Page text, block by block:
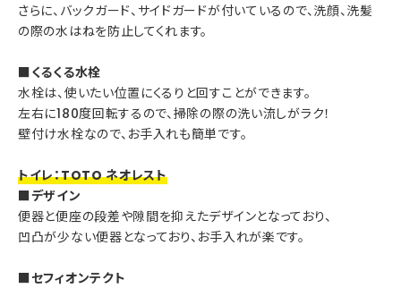
さらに、バックガード、サイドガードが付いているので、洗顔、洗髪
の際の水はねを防止してくれます。
■くるくる水栓
水栓は、使いたい位置にくるりと回すことができます。
左右に180度回転するので、掃除の際の洗い流しがラク！
壁付け水栓なので、お手入れも簡単です。
トイレ：TOTO ネオレスト
■デザイン
便器と便座の段差や隙間を抑えたデザインとなっており、
凹凸が少ない便器となっており、お手入れが楽です。
■セフィオンテクト